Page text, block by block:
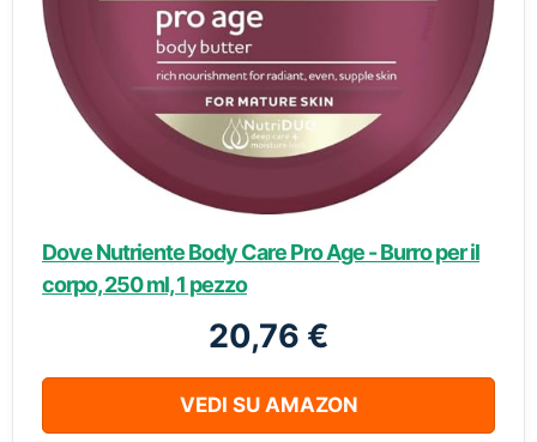
Dove Nutriente Body Care Pro Age - Burro per il
corpo, 250 ml, 1 pezzo
20,76 €
VEDI SU AMAZON